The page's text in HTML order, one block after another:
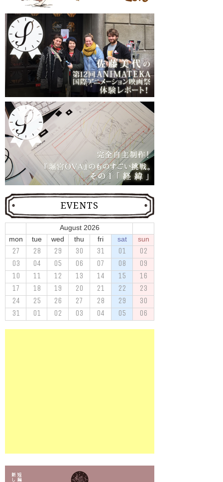
EVENTS
August 2026
mon
tue wed thu fri sat sun
27 28 29 30 31 01
02
03
04 05 06 07 08
09
10
11 12 13 14 15
16
17
18 19 20 21 22
23
24
25 26 27 28 29
30
31
01 02 03 04 05 06